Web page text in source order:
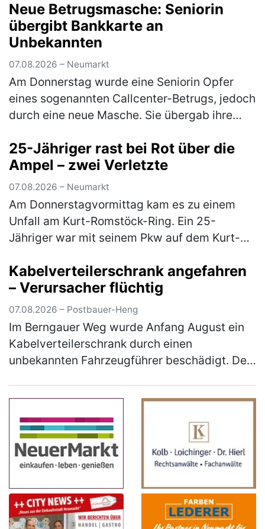
Neue Betrugsmasche: Seniorin
übergibt Bankkarte an
Unbekannten
07.08.2026 – Neumarkt
Am Donnerstag wurde eine Seniorin Opfer
eines sogenannten Callcenter-Betrugs, jedoch
durch eine neue Masche. Sie übergab ihre
Person. Anschließend kam es zu einer…
(mehr)
25-Jähriger rast bei Rot über die
Ampel – zwei Verletzte
07.08.2026 – Neumarkt
Am Donnerstagvormittag kam es zu einem
Unfall am Kurt-Romstöck-Ring. Ein 25-
Jähriger war mit seinem Pkw auf dem Kurt-
Kreuzung mit der Ringstraße/St-Florian-
Straß…(mehr)
Kabelverteilerschrank angefahren
– Verursacher flüchtig
07.08.2026 – Postbauer-Heng
Im Berngauer Weg wurde Anfang August ein
Kabelverteilerschrank durch einen
unbekannten Fahrzeugführer beschädigt. Der